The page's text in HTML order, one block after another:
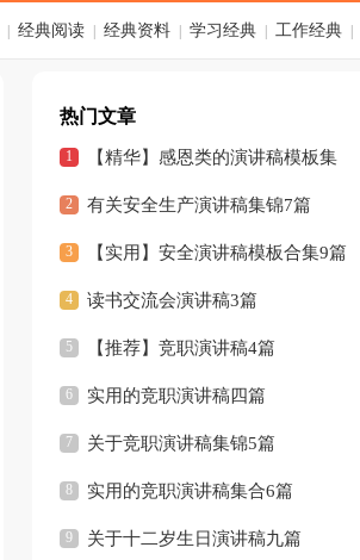
经典阅读 经典资料 学习经典 工作经典
热门文章
【精华】感恩类的演讲稿模板集
合5篇
有关安全生产演讲稿集锦7篇
【实用】安全演讲稿模板合集9篇
读书交流会演讲稿3篇
【推荐】竞职演讲稿4篇
实用的竞职演讲稿四篇
关于竞职演讲稿集锦5篇
实用的竞职演讲稿集合6篇
关于十二岁生日演讲稿九篇